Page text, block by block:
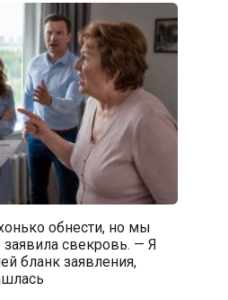
обнести, но мы
свекровь. — Я
бланк заявления,